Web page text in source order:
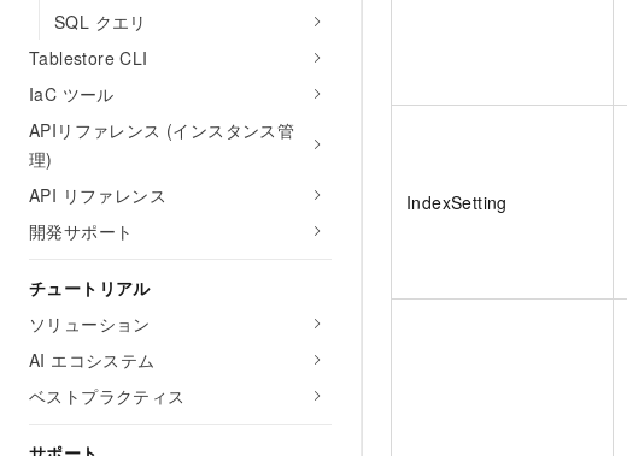
SQL クエリ
Tablestore CLI
IaC ツール
APIリファレンス (インスタンス管
理)
API リファレンス
開発サポート
チュートリアル
ソリューション
AI エコシステム
ベストプラクティス
IndexSetting